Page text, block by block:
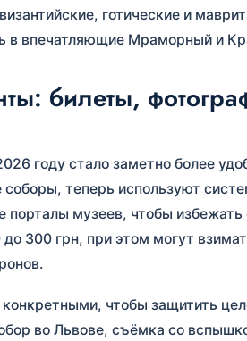
готические и
в впечатляющие Мраморный и
билеты,
году стало заметно более
теперь используют
музеев, чтобы
300 грн, при этом могут
чтобы защитить
во Львове, съёмка со